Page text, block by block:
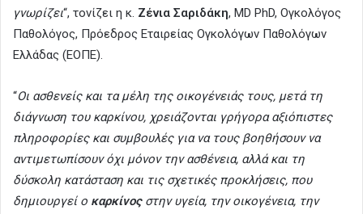
γνωρίζει“, τονίζει η κ. Ζένια Σαριδάκη, MD PhD, Ογκολόγος
Παθολόγος, Πρόεδρος Εταιρείας Ογκολόγων Παθολόγων
Ελλάδας (ΕΟΠΕ).
“Οι ασθενείς και τα μέλη της οικογένειάς τους, μετά τη
διάγνωση του καρκίνου, χρειάζονται γρήγορα αξιόπιστες
πληροφορίες και συμβουλές για να τους βοηθήσουν να
αντιμετωπίσουν όχι μόνον την ασθένεια, αλλά και τη
δύσκολη κατάσταση και τις σχετικές προκλήσεις, που
δημιουργεί ο καρκίνοςστην υγεία, την οικογένεια, την